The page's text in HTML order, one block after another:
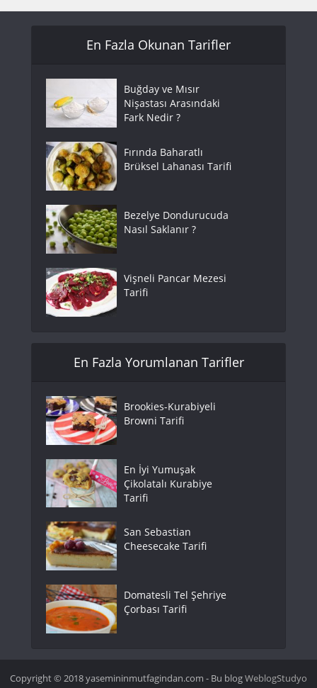
En Fazla Okunan Tarifler
Buğday ve Mısır
Nişastası Arasındaki
Fark Nedir ?
Fırında Baharatlı
Brüksel Lahanası Tarifi
Bezelye Dondurucuda
Nasıl Saklanır ?
Vişneli Pancar Mezesi
Tarifi
En Fazla Yorumlanan Tarifler
Brookies-Kurabiyeli
Browni Tarifi
En İyi Yumuşak
Çikolatalı Kurabiye
Tarifi
San Sebastian
Cheesecake Tarifi
Domatesli Tel Şehriye
Çorbası Tarifi
Copyright © 2018 yasemininmutfagindan.com - Bu blogWeblogStudyo